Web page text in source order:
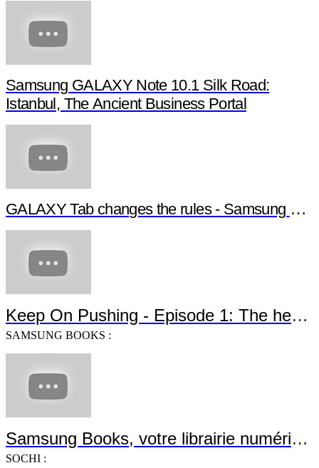
Samsung GALAXY Note 10.1 Silk Road:
Istanbul, The Ancient Business Portal
GALAXY Tab changes the rules - Samsung
Keep On Pushing - Episode 1: The
SAMSUNG BOOKS :
Samsung Books, votre librairie
SOCHI :